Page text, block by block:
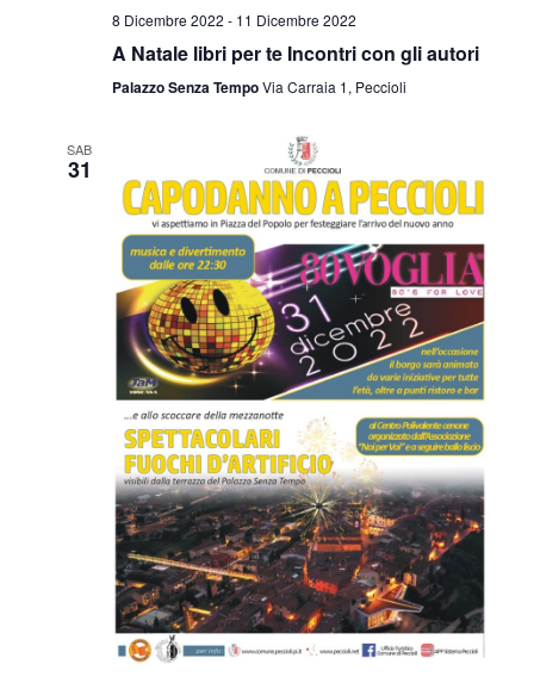
8 Dicembre 2022 - 11 Dicembre 2022
A Natale libri per te Incontri con gli autori
Palazzo Senza TempoVia Carraia 1, Peccioli
SAB
31